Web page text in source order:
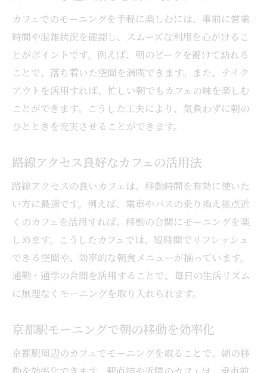
カフェでのモーニングを手軽に楽しむには、事前に営業
時間や混雑状況を確認し、スムーズな利用を心がけるこ
とがポイントです。例えば、朝のピークを避けて訪れる
ことで、落ち着いた空間を満喫できます。また、テイク
アウトを活用すれば、忙しい朝でもカフェの味を楽しむ
ことができます。こうした工夫により、気負わずに朝の
ひとときを充実させることができます。
路線アクセス良好なカフェの活用法
路線アクセスの良いカフェは、移動時間を有効に使いた
い方に最適です。例えば、電車やバスの乗り換え拠点近
くのカフェを活用すれば、移動の合間にモーニングを楽
しめます。こうしたカフェでは、短時間でリフレッシュ
できる空間や、効率的な朝食メニューが揃っています。
通勤・通学の合間を活用することで、毎日の生活リズム
に無理なくモーニングを取り入れられます。
京都駅モーニングで朝の移動を効率化
京都駅周辺のカフェでモーニングを取ることで、朝の移